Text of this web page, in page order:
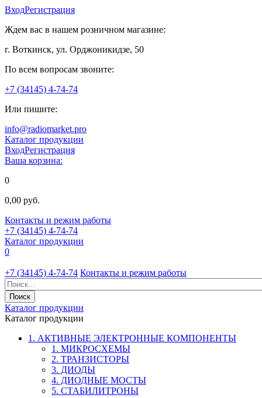
ВходРегистрация
Ждем вас в нашем розничном магазине:
г. Воткинск, ул. Орджоникидзе, 50
По всем вопросам звоните:
+7 (34145) 4-74-74
Или пишите:
info@radiomarket.pro
Каталог продукции
ВходРегистрация
Ваша корзина:
0
0,00 руб.
Контакты и режим работы
+7 (34145) 4-74-74
Каталог продукции
0
+7 (34145) 4-74-74 Контакты и режим работы
Каталог продукции
Каталог продукции
1. АКТИВНЫЕ ЭЛЕКТРОННЫЕ КОМПОНЕНТЫ
1. МИКРОСХЕМЫ
2. ТРАНЗИСТОРЫ
3. ДИОДЫ
4. ДИОДНЫЕ МОСТЫ
5. СТАБИЛИТРОНЫ